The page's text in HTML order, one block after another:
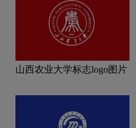
山西农业大学标志logo图片